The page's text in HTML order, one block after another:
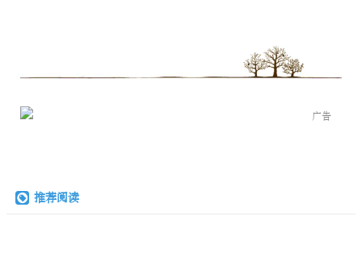
广告
推荐阅读